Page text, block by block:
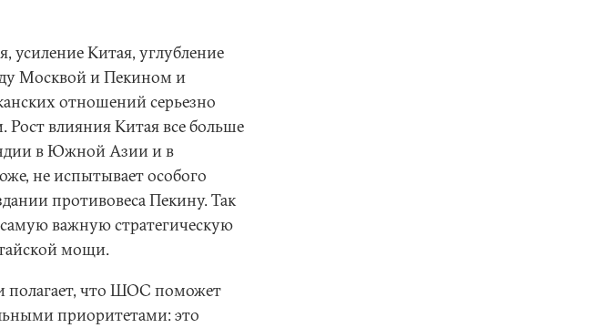
усиление Китая, углубление
Москвой и Пекином и
отношений серьезно
влияния Китая все больше
в Южной Азии и в
не испытывает особого
противовеса Пекину. Так
важную стратегическую
мощи.
что ШОС поможет
приоритетами: это